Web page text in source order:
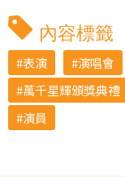
內容標籤
表演 演唱會
萬千星輝頒獎典禮
演員